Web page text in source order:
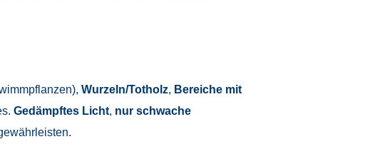
Wurzeln/Totholz, Bereiche mit
Gedämpftes Licht, nur schwache